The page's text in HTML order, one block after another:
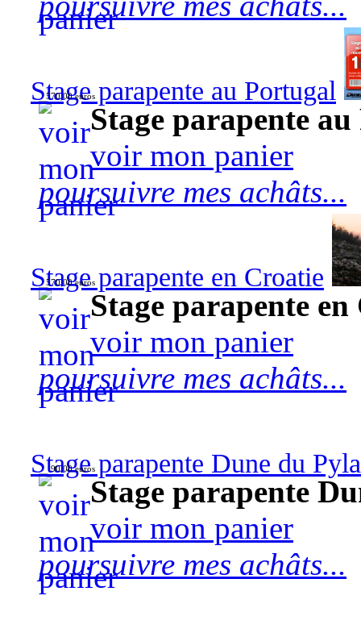
Stage parapente au Portugal
570,00 euros
Stage parapente
voir mon panier
poursuivre mes achâts...
Stage parapente en Croatie
570,00 euros
Stage parapente
voir mon panier
poursuivre mes achâts...
Stage parapente Dune du
90,00 euros
Stage parapente
voir mon panier
poursuivre mes achâts...